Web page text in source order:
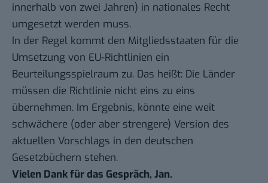
innerhalb von zwei Jahren) in nationales Recht
umgesetzt werden muss.
In der Regel kommt den Mitgliedsstaaten für die
Umsetzung von EU-Richtlinien ein
Beurteilungsspielraum zu. Das heißt: Die Länder
müssen die Richtlinie nicht eins zu eins
übernehmen. Im Ergebnis, könnte eine weit
schwächere (oder aber strengere) Version des
aktuellen Vorschlags in den deutschen
Gesetzbüchern stehen.
Vielen Dank für das Gespräch, Jan.